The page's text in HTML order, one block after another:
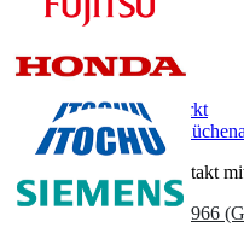
Verwandte Berichte
Arbeitsplattenmarkt
Ziehen Sie den
Nehmen Sie Kontakt
US +1 833 909 2966